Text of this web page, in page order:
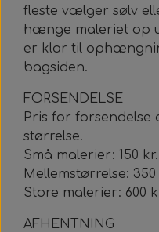
fleste vælger sølv
hænge maleriet op
er klar til
bagsiden.
FORSENDELSE
Pris for
størrelse.
Små malerier: 150 kr.
Mellemstørrelse: 350
Store malerier: 600
AFHENTNING